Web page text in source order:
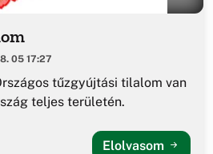
05 17:27
tűzgyújtási tilalom van
teljes területén.
Elolvasom